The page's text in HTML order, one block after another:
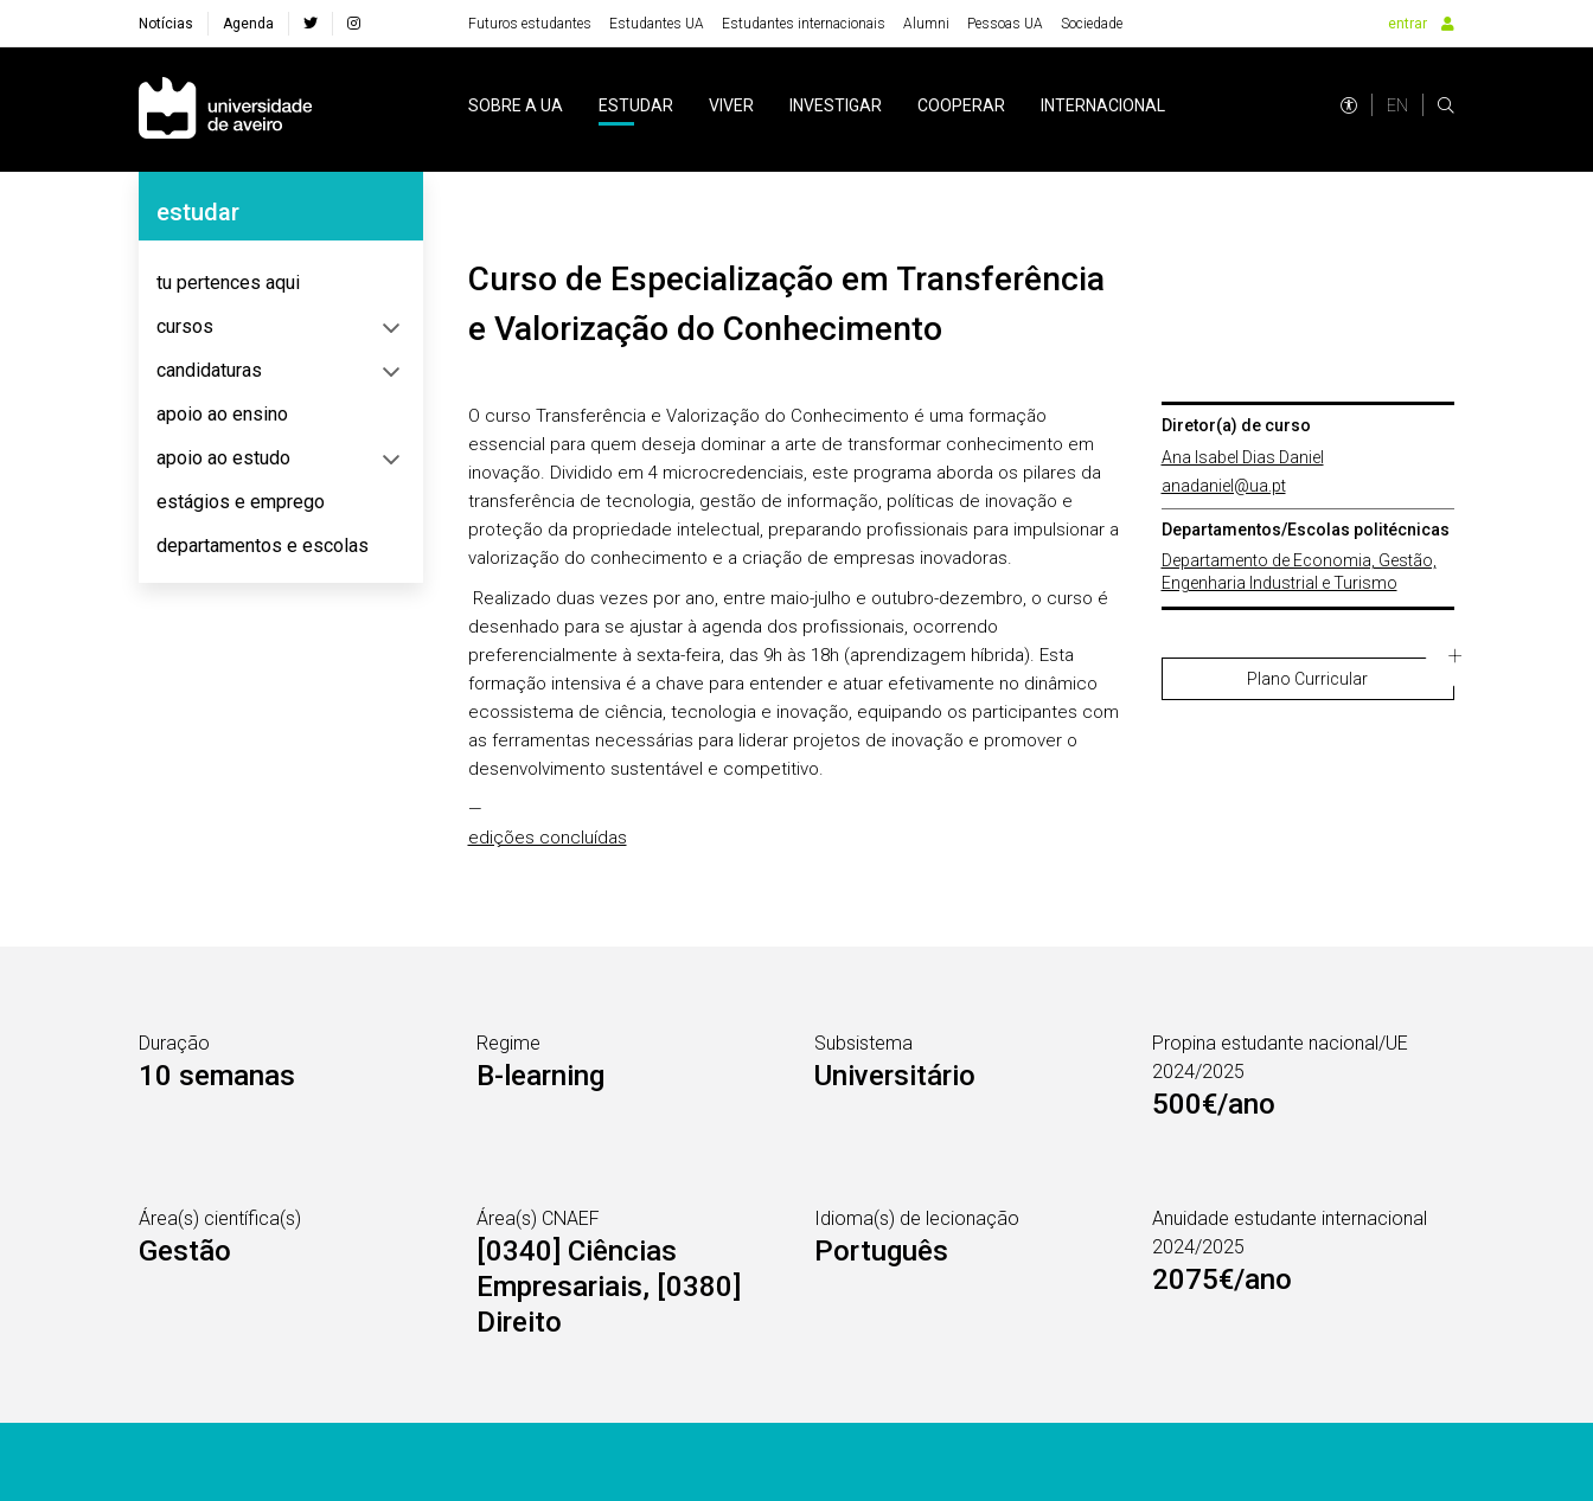
Notícias Agenda Futuros estudantes Estudantes UA Estudantes internacionais Alumni Pessoas UA Sociedade entrar
Navegação Principal
SOBRE A UA ESTUDAR VIVER INVESTIGAR COOPERAR INTERNACIONAL EN
Navegação Lateral
estudar
tu pertences aqui
cursos
candidaturas
apoio ao ensino
apoio ao estudo
estágios e emprego
departamentos e escolas
Curso de Especialização em Transferência
e Valorização do Conhecimento
O curso Transferência e Valorização do Conhecimento é uma formação
essencial para quem deseja dominar a arte de transformar conhecimento em
inovação. Dividido em 4 microcredenciais, este programa aborda os pilares da
transferência de tecnologia, gestão de informação, políticas de inovação e
proteção da propriedade intelectual, preparando profissionais para impulsionar a
valorização do conhecimento e a criação de empresas inovadoras.
Realizado duas vezes por ano, entre maio-julho e outubro-dezembro, o curso é
desenhado para se ajustar à agenda dos profissionais, ocorrendo
preferencialmente à sexta-feira, das 9h às 18h (aprendizagem híbrida). Esta
formação intensiva é a chave para entender e atuar efetivamente no dinâmico
ecossistema de ciência, tecnologia e inovação, equipando os participantes com
as ferramentas necessárias para liderar projetos de inovação e promover o
desenvolvimento sustentável e competitivo.
—
edições concluídas
Diretor(a) de curso
Ana Isabel Dias Daniel
anadaniel@ua.pt
Departamentos/Escolas politécnicas
Departamento de Economia, Gestão,
Engenharia Industrial e Turismo
Plano Curricular
Duração
10 semanas
Regime
B-learning
Subsistema
Universitário
Propina estudante nacional/UE
2024/2025
500€/ano
Área(s) científica(s)
Gestão
Área(s) CNAEF
[0340] Ciências
Empresariais, [0380]
Direito
Idioma(s) de lecionação
Português
Anuidade estudante internacional
2024/2025
2075€/ano